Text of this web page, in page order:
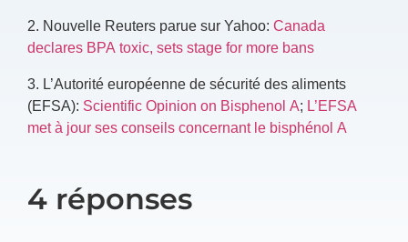
2. Nouvelle Reuters parue sur Yahoo: Canada
declares BPA toxic, sets stage for more bans
3. L’Autorité européenne de sécurité des aliments
(EFSA): Scientific Opinion on Bisphenol A; L’EFSA
met à jour ses conseils concernant le bisphénol A
4 réponses